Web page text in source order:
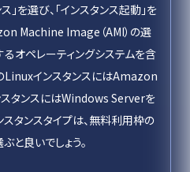
」を選び、「インスタンス起動」を
Machine Image（AMI）の選
るオペレーティングシステムを含
LinuxインスタンスにはAmazon
タンスにはWindows Serverを
スタンスタイプは、無料利用枠の
と良いでしょう。